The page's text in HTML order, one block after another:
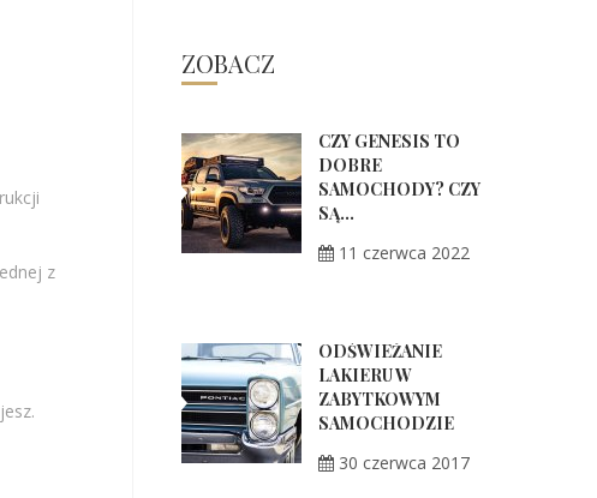
z
ZOBACZ
CZY GENESIS TO
DOBRE
SAMOCHODY? CZY
SĄ...
11 czerwca 2022
ODŚWIEŻANIE
LAKIERU W
ZABYTKOWYM
SAMOCHODZIE
30 czerwca 2017